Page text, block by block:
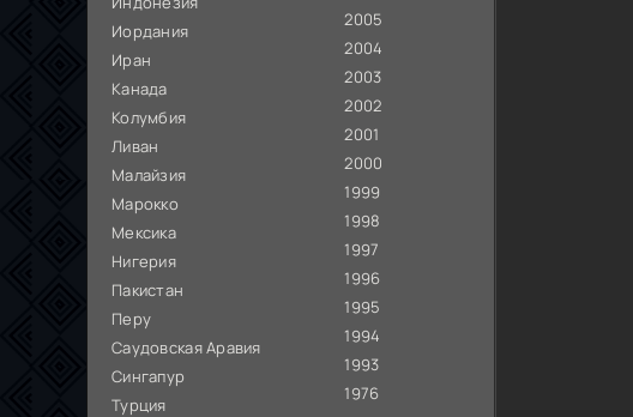
Иордания
Иран
Канада
Колумбия
Ливан
Малайзия
Марокко
Мексика
Нигерия
Пакистан
Перу
Саудовская Аравия
Сингапур
Турция
2005
2004
2003
2002
2001
2000
1999
1998
1997
1996
1995
1994
1993
1976